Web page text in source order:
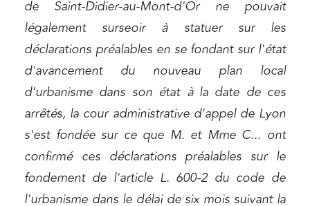
de Saint-Didier-au-Mont-d'Or ne pouvait
légalement surseoir à statuer sur les
déclarations préalables en se fondant sur l'état
d'avancement du nouveau plan local
d'urbanisme dans son état à la date de ces
arrêtés, la cour administrative d'appel de Lyon
s'est fondée sur ce que M. et Mme C... ont
confirmé ces déclarations préalables sur le
fondement de l'article L. 600-2 du code de
l'urbanisme dans le délai de six mois suivant la